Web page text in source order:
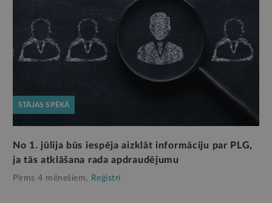
STĀJAS SPĒKĀ
No 1. jūlija būs iespēja aizklāt informāciju par PLG,
ja tās atklāšana rada apdraudējumu
Pirms 4 mēnešiem, Reģistri